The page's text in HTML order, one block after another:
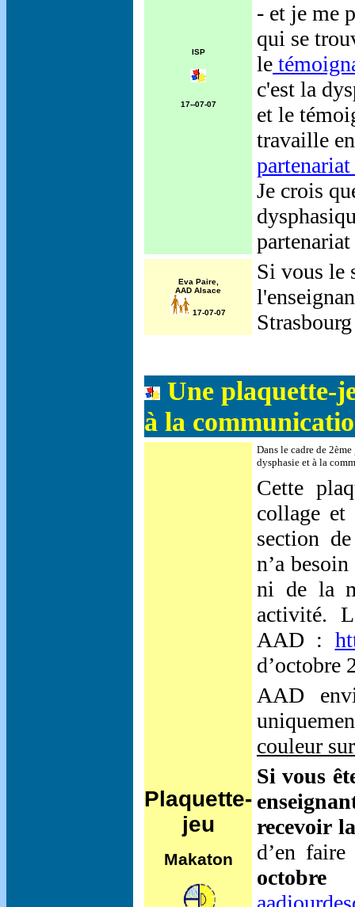
ISP
17--07-07
- et je me
qui se
le
c'est la
et le
travaille
Je crois
Eva Paire,
AAD Alsace
17-07-07
Si vous le
Une plaquette-
à la
Plaquette-
jeu
Makaton
Dans le cadre de
dysphasie et à la
Cette
collage et
section
n’a
ni de la
activité.
AAD :
d’octobre
AAD
couleur
Si vous
recevoir
d’en
octobre